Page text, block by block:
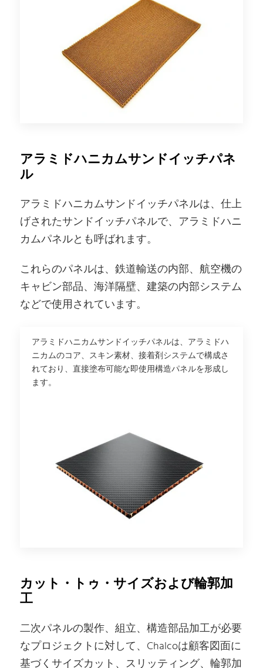
アラミドハニカムサンドイッチパネ
ル
アラミドハニカムサンドイッチパネルは、仕上
げされたサンドイッチパネルで、アラミドハニ
カムパネルとも呼ばれます。
これらのパネルは、鉄道輸送の内部、航空機の
キャビン部品、海洋隔壁、建築の内部システム
などで使用されています。
アラミドハニカムサンドイッチパネルは、アラミドハ
ニカムのコア、スキン素材、接着剤システムで構成さ
れており、直接塗布可能な即使用構造パネルを形成し
ます。
カット・トゥ・サイズおよび輪郭加
工
二次パネルの製作、組立、構造部品加工が必要
なプロジェクトに対して、Chalcoは顧客図面に
基づくサイズカット、スリッティング、輪郭加